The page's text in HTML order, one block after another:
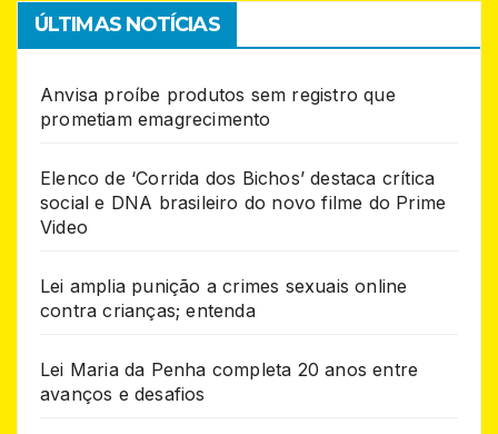
ÚLTIMAS NOTÍCIAS
Anvisa proíbe produtos sem registro que
prometiam emagrecimento
Elenco de ‘Corrida dos Bichos’ destaca crítica
social e DNA brasileiro do novo filme do Prime
Video
Lei amplia punição a crimes sexuais online
contra crianças; entenda
Lei Maria da Penha completa 20 anos entre
avanços e desafios